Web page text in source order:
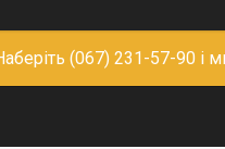
(067) 231-57-90 і